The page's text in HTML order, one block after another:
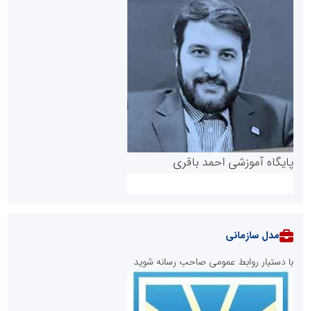
پایگاه آموزشی احمد باقری
مدل سازمانی
با دستیار روابط عمومی صاحب رسانه شوید